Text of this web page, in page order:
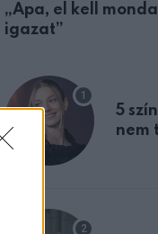
„Apa, el kell
igazat”
5
nem